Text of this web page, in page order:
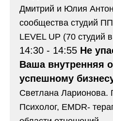
Дмитрий и Юлия
сообщества студий
LEVEL UP (70 студий
14:30 - 14:55 Не
Ваша внутренняя
успешному
Светлана Ларионова.
Психолог, EMDR-